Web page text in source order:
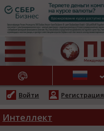
НОВОСТИ
Войти Регистрация
Интеллект